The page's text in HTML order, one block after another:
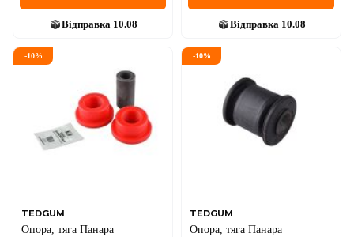
Відправка 10.08 Відправка 10.08
-10%
TEDGUM
Опора, тяга Панара
-10%
TEDGUM
Опора, тяга Панара